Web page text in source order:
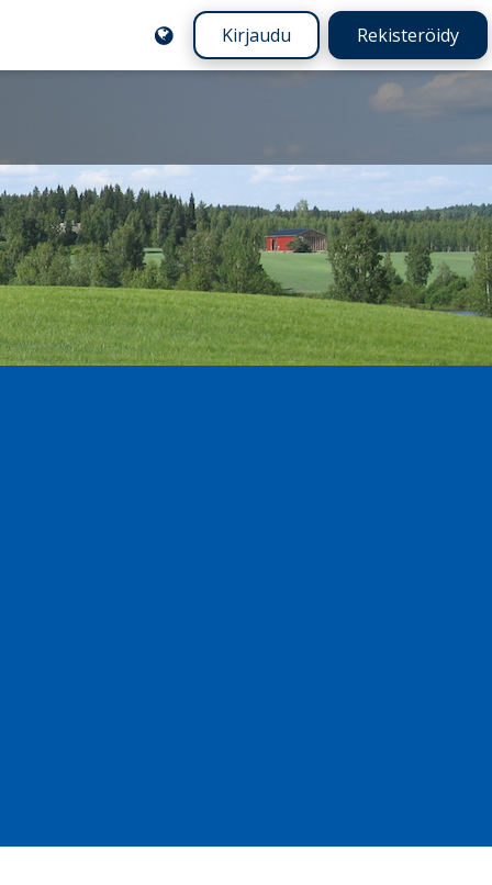
Kirjaudu Rekisteröidy